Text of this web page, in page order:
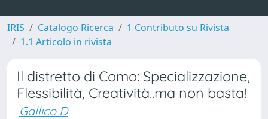
IRIS Catalogo Ricerca
1 Contributo su Rivista
1.1 Articolo in rivista
Il distretto di Como: Specializzazione,
Flessibilità, Creatività..ma non basta!
Gallico D